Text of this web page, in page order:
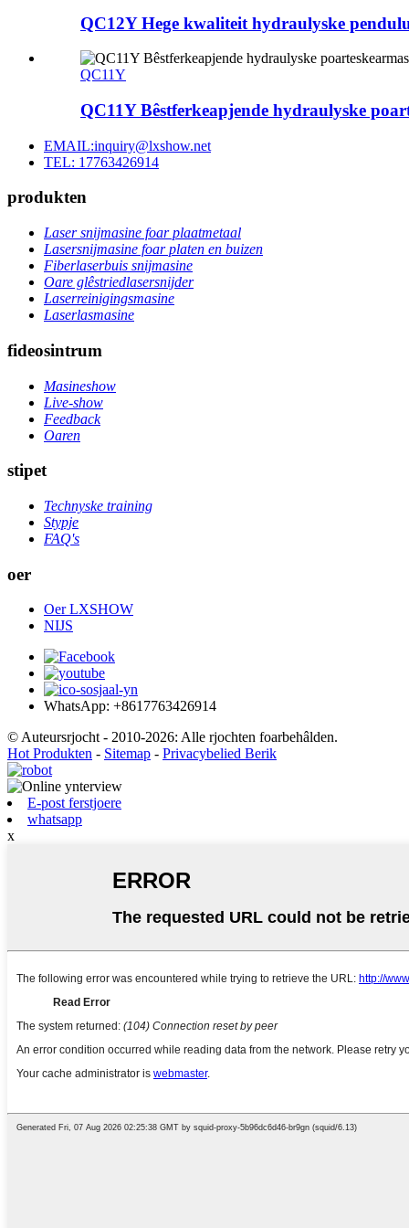
QC12Y Hege kwaliteit hydraulyske
QC11Y
QC11Y Bêstferkeapjende hydraulyske
EMAIL:inquiry@lxshow.net
TEL: 17763426914
produkten
Laser snijmasine foar plaatmetaal
Lasersnijmasine foar platen en buizen
Fiberlaserbuis snijmasine
Oare glêstriedlasersnijder
Laserreinigingsmasine
Laserlasmasine
fideosintrum
Masineshow
Live-show
Feedback
Oaren
stipet
Technyske training
Stypje
FAQ's
oer
Oer LXSHOW
NIJS
WhatsApp: +8617763426914
© Auteursrjocht - 2010-2026: Alle rjochten foarbehâlden.
Hot Produkten - Sitemap - Privacybelied Berik
E-post ferstjoere
whatsapp
x